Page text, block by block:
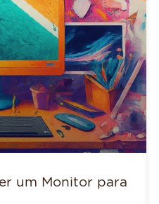
um Monitor para